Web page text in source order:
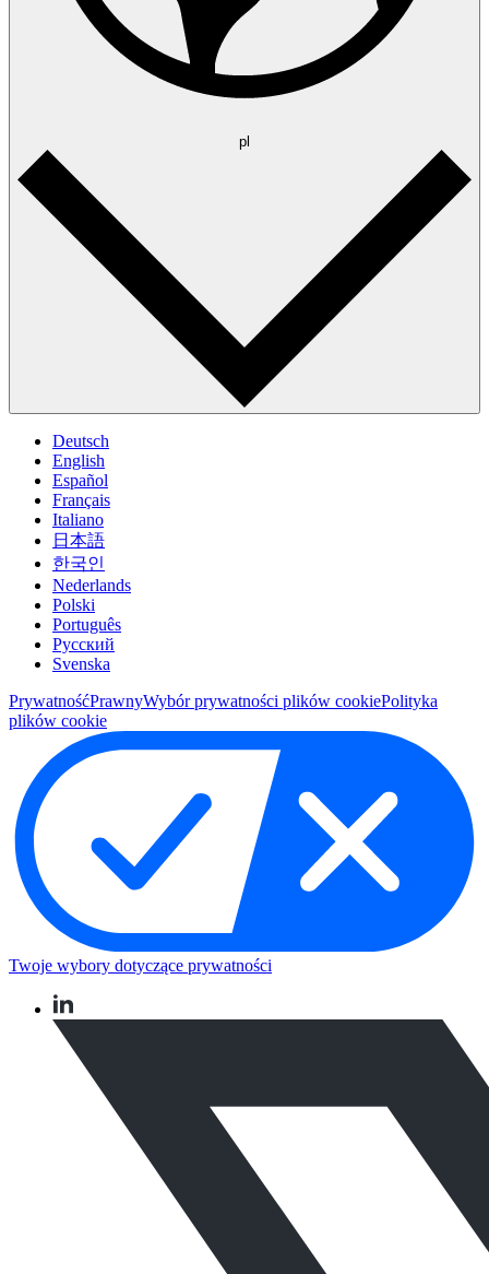
pl
Deutsch
English
Español
Français
Italiano
日本語
한국인
Nederlands
Polski
Português
Pусский
Svenska
PrywatnośćPrawnyWybór prywatności plików cookiePolityka
plików cookie
Twoje wybory dotyczące prywatności